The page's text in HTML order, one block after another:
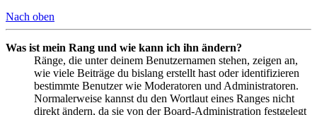
Nach oben
Was ist mein Rang und wie kann ich ihn ändern?
Ränge, die unter deinem Benutzernamen stehen, zeigen an,
wie viele Beiträge du bislang erstellt hast oder identifizieren
bestimmte Benutzer wie Moderatoren und Administratoren.
Normalerweise kannst du den Wortlaut eines Ranges nicht
direkt ändern, da sie von der Board-Administration festgelegt